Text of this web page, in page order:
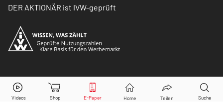
Airbus Aktie jetzt handeln?
DER AKTIONÄR ist IVW-geprüft
© Copyright 2026 Börsenmedien AG. Alle Rechte